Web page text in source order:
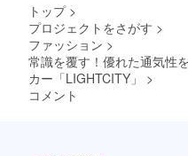
トップ >
プロジェクトをさがす >
ファッション >
常識を覆す！優れた通気性
カー「LIGHTCITY」
>
コメント